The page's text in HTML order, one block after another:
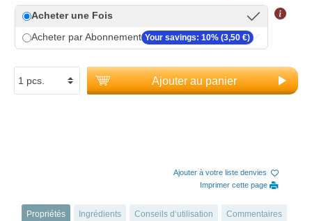
Acheter une Fois
Acheter par Abonnement Your savings: 10% (3,50 €)
Ajouter au panier
Ajouter à votre liste denvies
Imprimer cette page
Propriétés Ingrédients Conseils d‘utilisation Commentaires